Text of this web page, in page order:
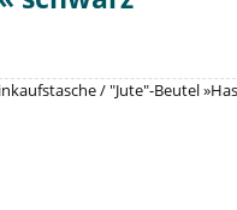
überspringen